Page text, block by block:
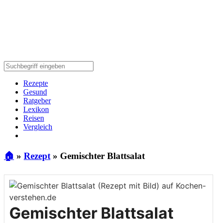
Rezepte
Gesund
Ratgeber
Lexikon
Reisen
Vergleich
🏠 » Rezept » Gemischter Blattsalat
Gemischter Blattsalat